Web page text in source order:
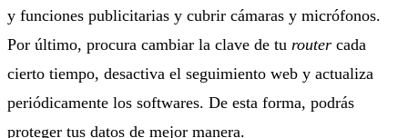
y funciones publicitarias y cubrir cámaras y micrófonos.
Por último, procura cambiar la clave de tu router cada
cierto tiempo, desactiva el seguimiento web y actualiza
periódicamente los softwares. De esta forma, podrás
proteger tus datos de mejor manera.